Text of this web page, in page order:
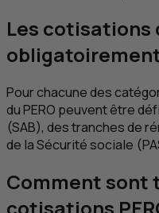
Les cotisations
Pour chacune des
du PERO peuvent être
(SAB), des tranches de
de la Sécurité sociale
Comment sont